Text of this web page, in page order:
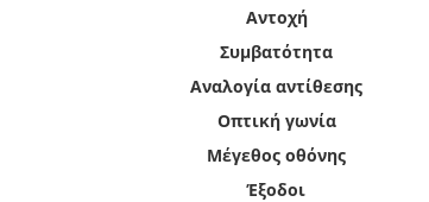
Αντοχή
Συμβατότητα
Αναλογία αντίθεσης
Οπτική γωνία
Μέγεθος οθόνης
Έξοδοι